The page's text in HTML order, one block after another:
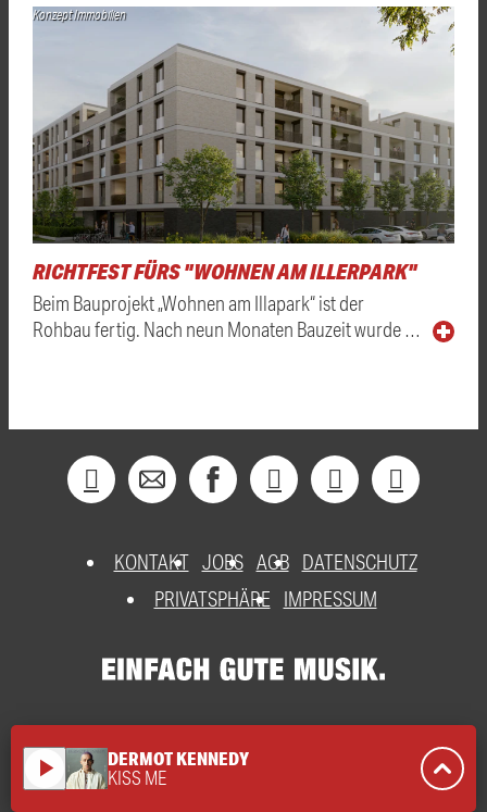
Konzept Immobilien
RICHTFEST FÜRS "WOHNEN AM ILLERPARK"
Beim Bauprojekt „Wohnen am Illapark“ ist der
Rohbau fertig. Nach neun Monaten Bauzeit wurde …
KONTAKT JOBS AGB DATENSCHUTZ
PRIVATSPHÄRE
IMPRESSUM
play_arrow DERMOT KENNEDY
KISS ME